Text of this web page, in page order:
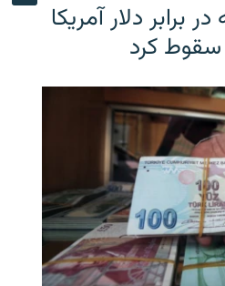
برابر دلار آمریکا